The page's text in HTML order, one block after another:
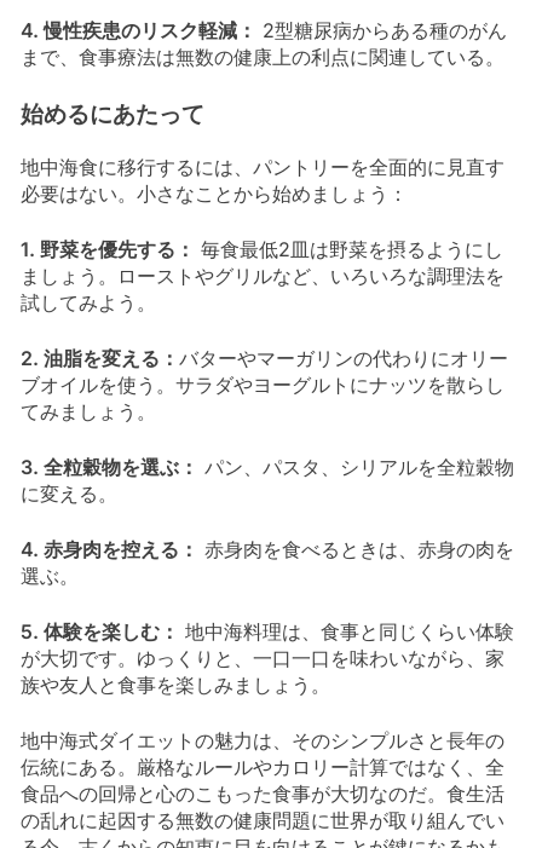
4. 慢性疾患のリスク軽減： 2型糖尿病からある種のがん
まで、食事療法は無数の健康上の利点に関連している。
始めるにあたって
地中海食に移行するには、パントリーを全面的に見直す
必要はない。小さなことから始めましょう：
1. 野菜を優先する： 毎食最低2皿は野菜を摂るようにし
ましょう。ローストやグリルなど、いろいろな調理法を
試してみよう。
2. 油脂を変える： バターやマーガリンの代わりにオリー
ブオイルを使う。サラダやヨーグルトにナッツを散らし
てみましょう。
3. 全粒穀物を選ぶ： パン、パスタ、シリアルを全粒穀物
に変える。
4. 赤身肉を控える： 赤身肉を食べるときは、赤身の肉を
選ぶ。
5. 体験を楽しむ： 地中海料理は、食事と同じくらい体験
が大切です。ゆっくりと、一口一口を味わいながら、家
族や友人と食事を楽しみましょう。
地中海式ダイエットの魅力は、そのシンプルさと長年の
伝統にある。厳格なルールやカロリー計算ではなく、全
食品への回帰と心のこもった食事が大切なのだ。食生活
の乱れに起因する無数の健康問題に世界が取り組んでい